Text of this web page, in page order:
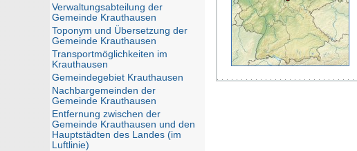
Verwaltungsabteilung der
Gemeinde Krauthausen
Toponym und Übersetzung der
Gemeinde Krauthausen
Transportmöglichkeiten im
Krauthausen
Gemeindegebiet Krauthausen
Nachbargemeinden der
Gemeinde Krauthausen
Entfernung zwischen der
Gemeinde Krauthausen und den
Hauptstädten des Landes (im
Luftlinie)